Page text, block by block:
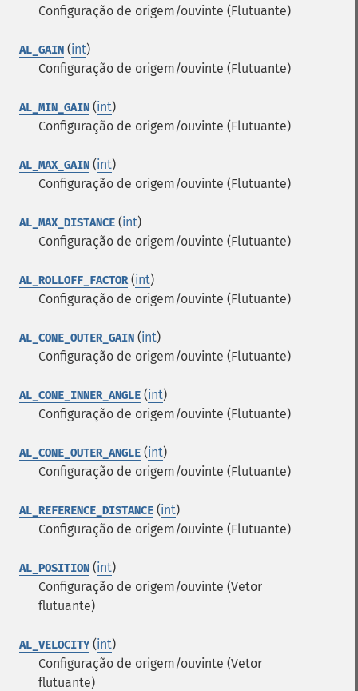
Configuração de origem/ouvinte (Flutuante)
AL_GAIN (int)
Configuração de origem/ouvinte (Flutuante)
AL_MIN_GAIN (int)
Configuração de origem/ouvinte (Flutuante)
AL_MAX_GAIN (int)
Configuração de origem/ouvinte (Flutuante)
AL_MAX_DISTANCE (int)
Configuração de origem/ouvinte (Flutuante)
AL_ROLLOFF_FACTOR(int)
Configuração de origem/ouvinte (Flutuante)
AL_CONE_OUTER_GAIN (int)
Configuração de origem/ouvinte (Flutuante)
AL_CONE_INNER_ANGLE (int)
Configuração de origem/ouvinte (Flutuante)
AL_CONE_OUTER_ANGLE (int)
Configuração de origem/ouvinte (Flutuante)
AL_REFERENCE_DISTANCE (int)
Configuração de origem/ouvinte (Flutuante)
AL_POSITION (int)
Configuração de origem/ouvinte (Vetor
flutuante)
AL_VELOCITY(int)
Configuração de origem/ouvinte (Vetor
flutuante)